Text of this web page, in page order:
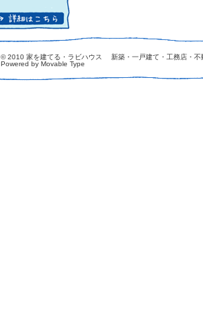
© 2010 家を建てる・ラビハウス 新築・一戸建て・工務店・不
Powered by Movable Type